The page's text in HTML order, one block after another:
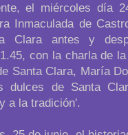
el miércoles día
Inmaculada de
Clara antes y
con la charla de
Santa Clara, María
dulces de Santa
a la tradición'.